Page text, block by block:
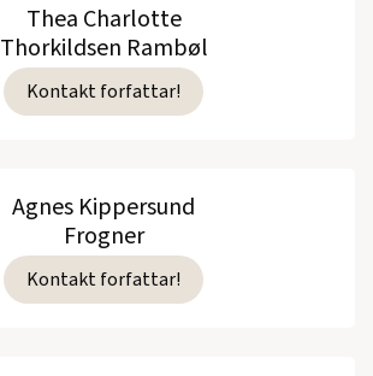
Thea Charlotte
Thorkildsen Rambøl
Kontakt forfattar!
Agnes Kippersund
Frogner
Kontakt forfattar!